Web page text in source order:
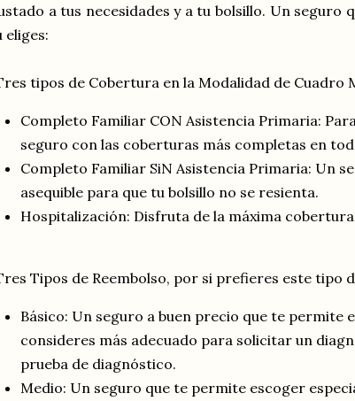
a tus necesidades y a tu bolsillo. Un seguro
eliges:
tipos de Cobertura en la Modalidad de Cuadro
Completo Familiar CON Asistencia Primaria:
seguro con las coberturas más completas en
Completo Familiar SiN Asistencia Primaria: Un
asequible para que tu bolsillo no se resienta.
Hospitalización: Disfruta de la máxima
Tipos de Reembolso, por si prefieres este tipo
Básico: Un seguro a buen precio que te permite
consideres más adecuado para solicitar un
prueba de diagnóstico.
Medio: Un seguro que te permite escoger